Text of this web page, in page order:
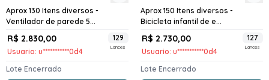
Aprox 130 Itens diversos -
Ventilador de parede 5...
R$ 2.830,00
Usuario: u***********0d4
129
Lances
Lote Encerrado
Aprox 150 Itens diversos -
Bicicleta infantil de e...
R$ 2.730,00
Usuario: u***********0d4
127
Lances
Lote Encerrado